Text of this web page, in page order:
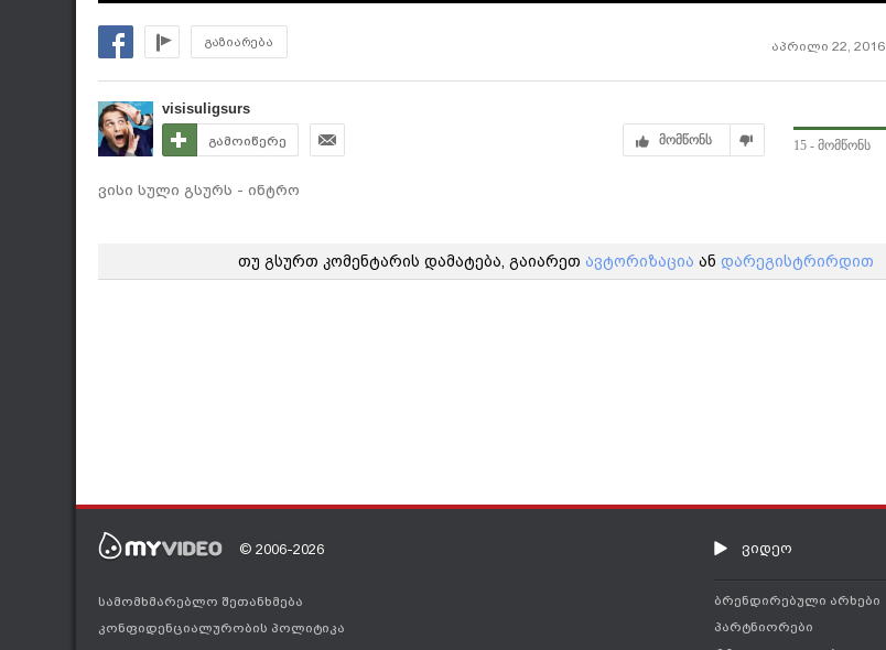
გაზიარება აპრილი 22, 2016
visisuligsurs
გამოიწერე მომწონს 15 - მომწონს
ვისი სული გსურს - ინტრო
თუ გსურთ კომენტარის დამატება, გაიარეთ ავტორიზაცია ან დარეგისტრირდით
© 2006-2026
სამომხმარებლო შეთანხმება
კონფიდენციალურობის პოლიტიკა
ვიდეო
ბრენდირებული არხები
პარტნიორები